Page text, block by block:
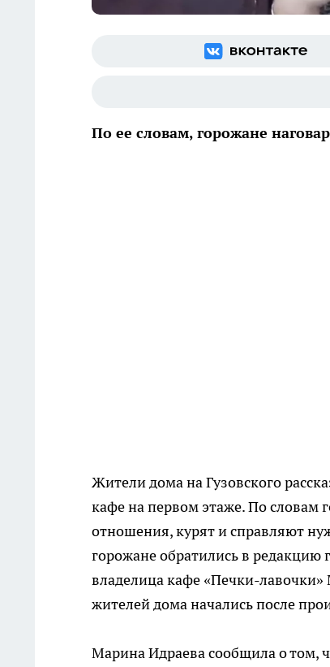
По ее словам, горожане
Жители дома на Гузовского
кафе на первом этаже. По словам
отношения, курят и справляют
горожане обратились в редакцию
владелица кафе «Печки-лавочки»
жителей дома начались после
Марина Идраева сообщила о том,